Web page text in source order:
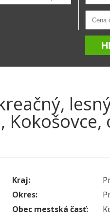
Kokošovce,
Kraj:
Okres:
Obec mestská časť: